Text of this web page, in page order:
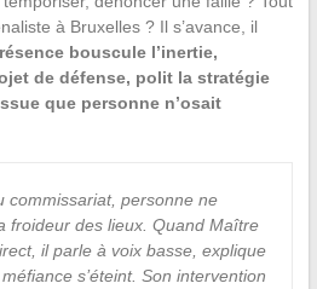
à Bruxelles ? Il s’avance, il
bouscule l’inertie,
de défense, polit la stratégie
que personne n’osait
commissariat, personne ne
froideur des lieux. Quand Maître
il parle à voix basse, explique
s’éteint. Son intervention